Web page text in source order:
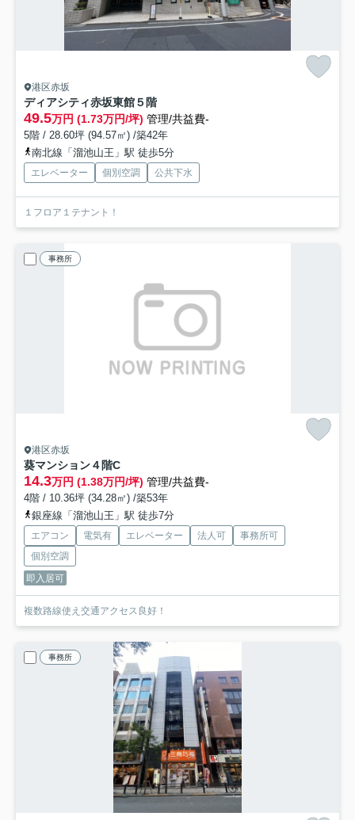
港区赤坂
ディアシティ赤坂東館５階
49.5万円 (1.73万円/坪) 管理/共益費-
5階 / 28.60坪 (94.57㎡) /築42年
南北線「溜池山王」駅 徒歩5分
エレベーター 個別空調 公共下水
１フロア１テナント！
事務所
港区赤坂
葵マンション４階C
14.3万円 (1.38万円/坪) 管理/共益費-
4階 / 10.36坪 (34.28㎡) /築53年
銀座線「溜池山王」駅 徒歩7分
エアコン 電気有 エレベーター 法人可
事務所可
個別空調
即入居可
複数路線使え交通アクセス良好！
事務所